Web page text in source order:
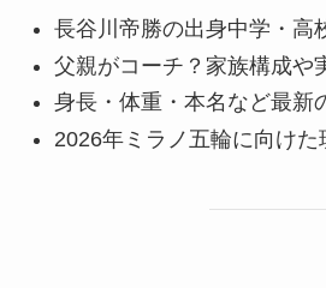
長谷川帝勝の出身中学・高
父親がコーチ？家族構成や
身長・体重・本名など最新
2026年ミラノ五輪に向けた